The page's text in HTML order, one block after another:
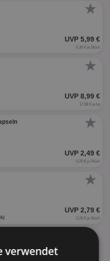
★
UVP 5,99 €
0,30 € je Stück
★
UVP 8,99 €
17,98 € je kg
★
UVP 2,49 €
0,25 € je Stück
★
UVP 2,79 €
0,28 € je Stück
verwendet